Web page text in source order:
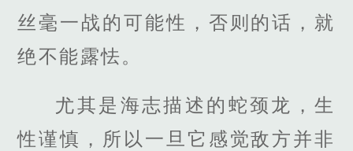
丝毫一战的可能性，否则的话，就
绝不能露怯。
尤其是海志描述的蛇颈龙，生
性谨慎，所以一旦它感觉敌方并非